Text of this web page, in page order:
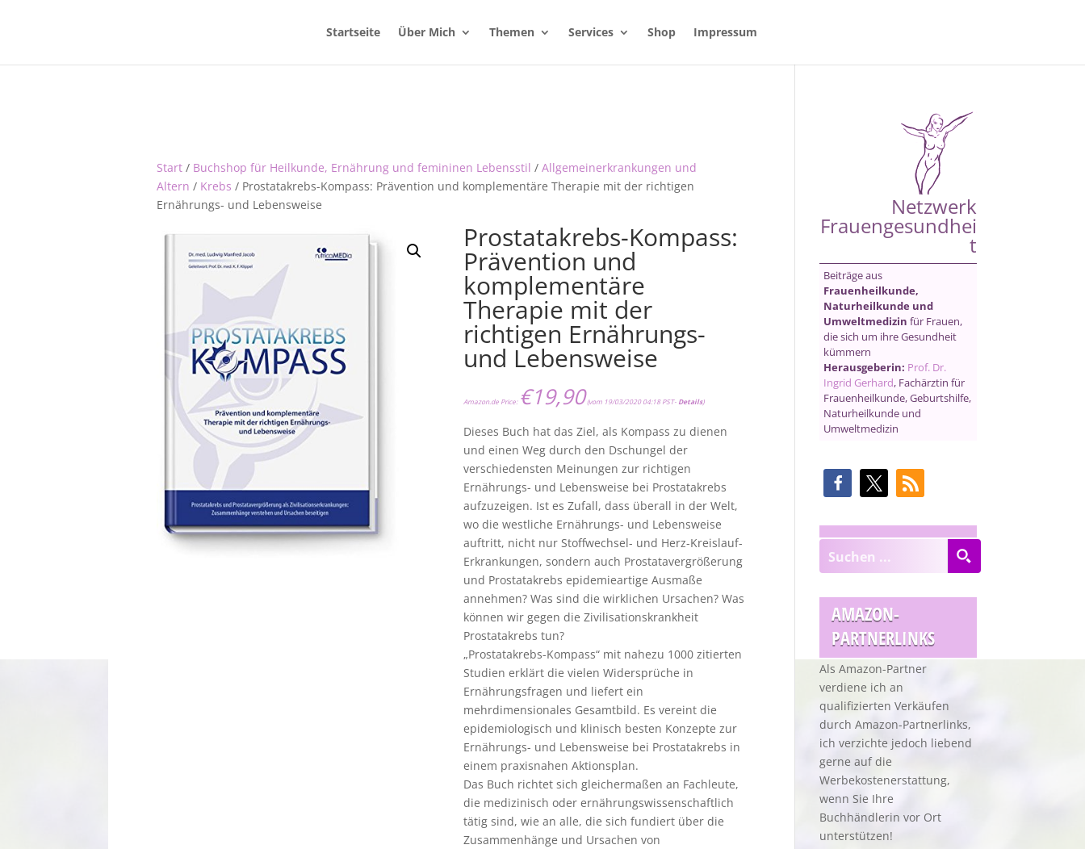
Startseite Über Mich Themen Services Shop Impressum
Start/ Buchshop für Heilkunde, Ernährung und femininen Lebensstil / Allgemeinerkrankungen und
Altern / Krebs / Prostatakrebs-Kompass: Prävention und komplementäre Therapie mit der richtigen
Ernährungs- und Lebensweise
Prostatakrebs-Kompass:
Prävention und
komplementäre
Therapie mit der
richtigen Ernährungs-
und Lebensweise
Amazon.de Price: €19,90(vom 19/03/2020 04:18 PST- Details)
Dieses Buch hat das Ziel, als Kompass zu dienen
und einen Weg durch den Dschungel der
verschiedensten Meinungen zur richtigen
Ernährungs- und Lebensweise bei Prostatakrebs
aufzuzeigen. Ist es Zufall, dass überall in der Welt,
wo die westliche Ernährungs- und Lebensweise
auftritt, nicht nur Stoffwechsel- und Herz-Kreislauf-
Erkrankungen, sondern auch Prostatavergrößerung
und Prostatakrebs epidemieartige Ausmaße
annehmen? Was sind die wirklichen Ursachen? Was
können wir gegen die Zivilisationskrankheit
Prostatakrebs tun?
„Prostatakrebs-Kompass“ mit nahezu 1000 zitierten
Studien erklärt die vielen Widersprüche in
Ernährungsfragen und liefert ein
mehrdimensionales Gesamtbild. Es vereint die
epidemiologisch und klinisch besten Konzepte zur
Ernährungs- und Lebensweise bei Prostatakrebs in
einem praxisnahen Aktionsplan.
Das Buch richtet sich gleichermaßen an Fachleute,
die medizinisch oder ernährungswissenschaftlich
tätig sind, wie an alle, die sich fundiert über die
Zusammenhänge und Ursachen von
Netzwerk
Frauengesundhei
t
Beiträge aus
Frauenheilkunde,
Naturheilkunde und
Umweltmedizin für Frauen,
die sich um ihre Gesundheit
kümmern
Herausgeberin: Prof. Dr.
Ingrid Gerhard, Fachärztin für
Frauenheilkunde, Geburtshilfe,
Naturheilkunde und
Umweltmedizin
AMAZON-
PARTNERLINKS
Als Amazon-Partner
verdiene ich an
qualifizierten Verkäufen
durch Amazon-Partnerlinks,
ich verzichte jedoch liebend
gerne auf die
Werbekostenerstattung,
wenn Sie Ihre
Buchhändlerin vor Ort
unterstützen!